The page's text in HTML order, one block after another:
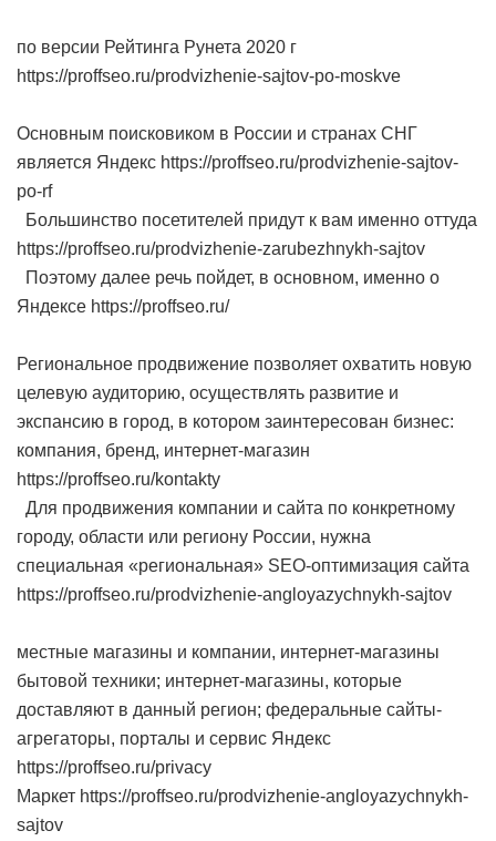
по версии Рейтинга Рунета 2020 г
https://proffseo.ru/prodvizhenie-sajtov-po-moskve
Основным поисковиком в России и странах СНГ
является Яндекс https://proffseo.ru/prodvizhenie-sajtov-
po-rf
Большинство посетителей придут к вам именно оттуда
https://proffseo.ru/prodvizhenie-zarubezhnykh-sajtov
Поэтому далее речь пойдет, в основном, именно о
Яндексе https://proffseo.ru/
Региональное продвижение позволяет охватить новую
целевую аудиторию, осуществлять развитие и
экспансию в город, в котором заинтересован бизнес:
компания, бренд, интернет-магазин
https://proffseo.ru/kontakty
Для продвижения компании и сайта по конкретному
городу, области или региону России, нужна
специальная «региональная» SEO-оптимизация сайта
https://proffseo.ru/prodvizhenie-angloyazychnykh-sajtov
местные магазины и компании, интернет-магазины
бытовой техники; интернет-магазины, которые
доставляют в данный регион; федеральные сайты-
агрегаторы, порталы и сервис Яндекс
https://proffseo.ru/privacy
Маркет https://proffseo.ru/prodvizhenie-angloyazychnykh-
sajtov